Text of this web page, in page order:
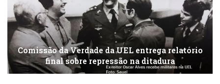
Comissão da Verdade da UEL entrega relatório
final sobre repressão na ditadura